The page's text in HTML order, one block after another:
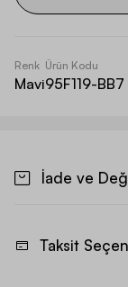
Renk
Mavi
Ürün Kodu
95F119-BB7
İade ve
Taksit